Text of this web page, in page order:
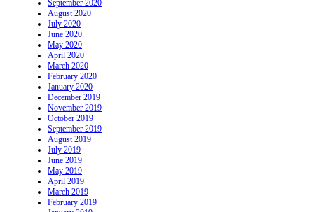
September 2020
August 2020
July 2020
June 2020
May 2020
April 2020
March 2020
February 2020
January 2020
December 2019
November 2019
October 2019
September 2019
August 2019
July 2019
June 2019
May 2019
April 2019
March 2019
February 2019